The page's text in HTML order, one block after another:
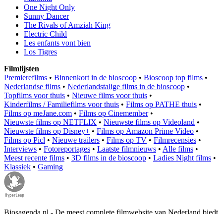
One Night Only
Sunny Dancer
The Rivals of Amziah King
Electric Child
Les enfants vont bien
Los Tigres
Filmlijsten
Premierefilms • Binnenkort in de bioscoop • Bioscoop top films •
Nederlandse films • Nederlandstalige films in de bioscoop •
Topfilms voor thuis • Nieuwe films voor thuis •
Kinderfilms / Familiefilms voor thuis • Films op PATHE thuis •
Films op meJane.com • Films op Cinemember•
Nieuwste films op NETFLIX • Nieuwste films op Videoland •
Nieuwste films op Disney+ • Films op Amazon Prime Video •
Films op Picl • Nieuwe trailers • Films op TV • Filmrecensies •
Interviews • Fotoreportages • Laatste filmnieuws • Alle films •
Meest recente films • 3D films in de bioscoop • Ladies Night films •
Klassiek • Gaming
Biosagenda.nl - De meest complete filmwebsite van Nederland biedt